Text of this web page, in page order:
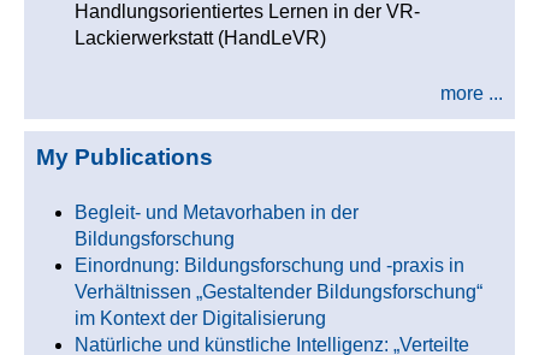
Handlungsorientiertes Lernen in der VR-
Lackierwerkstatt (HandLeVR)
more ...
My Publications
Begleit- und Metavorhaben in der
Bildungsforschung
Einordnung: Bildungsforschung und -praxis in
Verhältnissen „Gestaltender Bildungsforschung“
im Kontext der Digitalisierung
Natürliche und künstliche Intelligenz: „Verteilte